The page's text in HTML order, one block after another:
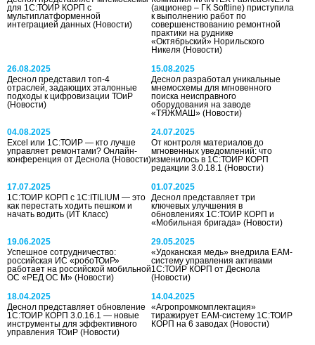
для 1С:ТОИР КОРП с
мультиплатформенной
интеграцией данных (Новости)
(акционер – ГК Softline) приступила
к выполнению работ по
совершенствованию ремонтной
практики на руднике
«Октябрьский» Норильского
Никеля(Новости)
26.08.2025
Деснол представил топ-4
отраслей, задающих эталонные
подходы к цифровизации ТОиР
(Новости)
15.08.2025
Деснол разработал уникальные
мнемосхемы для мгновенного
поиска неисправного
оборудования на заводе
«ТЯЖМАШ»(Новости)
04.08.2025
Excel или 1С:ТОИР — кто лучше
управляет ремонтами? Онлайн-
конференция от Деснола (Новости)
24.07.2025
От контроля материалов до
мгновенных уведомлений: что
изменилось в 1С:ТОИР КОРП
редакции 3.0.18.1(Новости)
17.07.2025
1С:ТОИР КОРП c 1С:ITILIUM — это
как перестать ходить пешком и
начать водить (ИТ Класс)
01.07.2025
Деснол представляет три
ключевых улучшения в
обновлениях 1С:ТОИР КОРП и
«Мобильная бригада»(Новости)
19.06.2025
Успешное сотрудничество:
российская ИС «робоТОиР»
работает на российской мобильной
ОС «РЕД ОС М» (Новости)
29.05.2025
«Удоканская медь» внедрила EAM-
систему управления активами
1С:ТОИР КОРП от Деснола
(Новости)
18.04.2025
Деснол представляет обновление
1С:ТОИР КОРП 3.0.16.1 — новые
инструменты для эффективного
управления ТОиР (Новости)
14.04.2025
«Агропромкомплектация»
тиражирует EAM-систему 1С:ТОИР
КОРП на 6 заводах(Новости)